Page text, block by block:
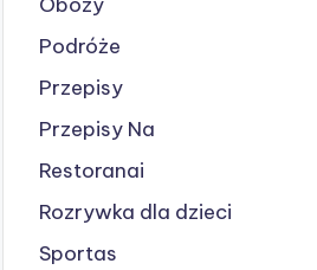
Podróże
Przepisy
Przepisy Na
Restoranai
Rozrywka dla dzieci
Sportas